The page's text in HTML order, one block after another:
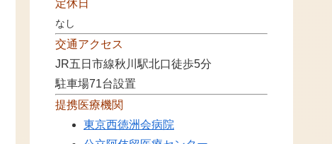
定休日
なし
交通アクセス
JR五日市線秋川駅北口徒歩5分
駐車場71台設置
提携医療機関
東京西徳洲会病院